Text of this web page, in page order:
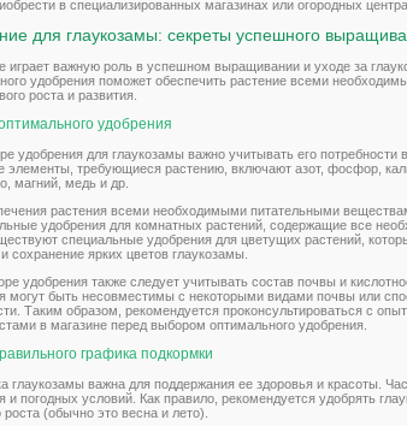
в специализированных магазинах или огородных
для глаукозамы: секреты успешного
играет важную роль в успешном выращивании и уходе за
удобрения поможет обеспечить растение всеми
роста и развития.
удобрения
удобрения для глаукозамы важно учитывать его потребности
элементы, требующиеся растению, включают азот, фосфор,
магний, медь и др.
растения всеми необходимыми питательными
удобрения для комнатных растений, содержащие все
специальные удобрения для цветущих растений,
сохранение ярких цветов глаукозамы.
удобрения также следует учитывать состав почвы и
могут быть несовместимы с некоторыми видами почвы или
Таким образом, рекомендуется проконсультироваться с
в магазине перед выбором оптимального удобрения.
графика подкормки
глаукозамы важна для поддержания ее здоровья и красоты.
и погодных условий. Как правило, рекомендуется удобрять
роста (обычно это весна и лето).